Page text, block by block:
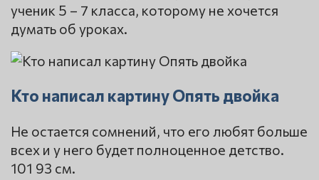
ученик 5 – 7 класса, которому не хочется
думать об уроках.
Кто написал картину Опять двойка
Не остается сомнений, что его любят больше
всех и у него будет полноценное детство.
101 93 см.